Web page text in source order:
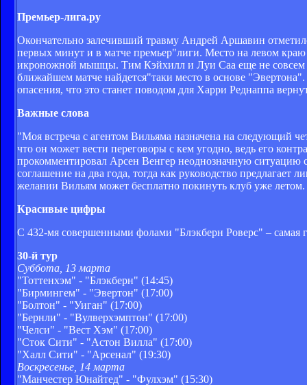
Премьер-лига.ру
Окончательно залечивший травму Андрей Аршавин
первых минут и в матче премьер"лиги. Место на левом
икроножной мышцы. Тим Кэйхилл и Луи Саа еще не совсем
ближайшем матче найдется"таки место в основе
опасения, что это станет поводом для Харри Реднаппа
Важные слова
"Моя встреча с агентом Вильяма назначена на следующий
что он может вести переговоры с кем угодно, ведь его
прокомментировал Арсен Венгер неоднозначную ситуацию
соглашение на два года, тогда как руководство
желании Вильям может бесплатно покинуть клуб уже летом.
Красивые цифры
С 432-мя совершенными фолами "Блэкберн Роверс" – самая
30-й тур
Суббота, 13 марта
"Тоттенхэм" - "Блэкберн" (14:45)
"Бирмингем" - "Эвертон" (17:00)
"Болтон" - "Уиган" (17:00)
"Бернли" - "Вулверхэмптон" (17:00)
"Челси" - "Вест Хэм" (17:00)
"Сток Сити" - "Астон Вилла" (17:00)
"Халл Сити" - "Арсенал" (19:30)
Воскресенье, 14 марта
"Манчестер Юнайтед" - "Фулхэм" (15:30)